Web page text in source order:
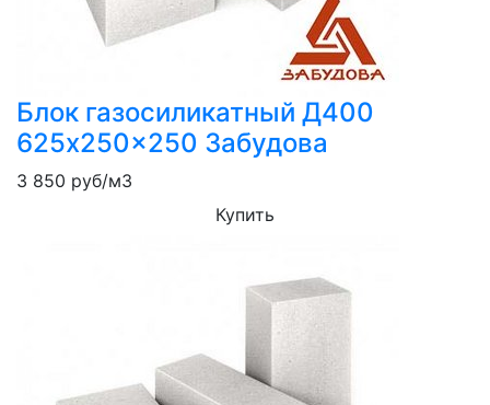
Блок газосиликатный Д400
625x250x250 Забудова
3 850 руб/м3
Купить